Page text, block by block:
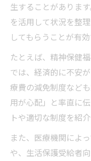
生することがありま
を活用して状況を整
してもらうことが有効
たとえば、精神保健
では、経済的に不安
療費の減免制度など
用が心配」と率直に
トや適切な制度を紹
また、医療機関によ
や、生活保護受給者